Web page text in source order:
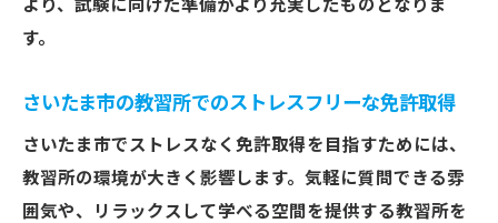
より、試験に向けた準備がより充実したものとなりま
す。
さいたま市の教習所でのストレスフリーな免許取得
さいたま市でストレスなく免許取得を目指すためには、
教習所の環境が大きく影響します。気軽に質問できる雰
囲気や、リラックスして学べる空間を提供する教習所を